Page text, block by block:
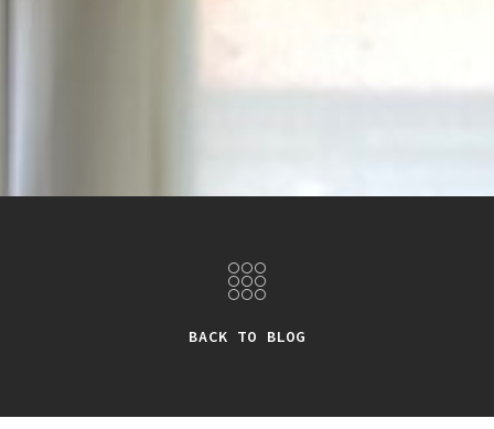
BACK TO BLOG